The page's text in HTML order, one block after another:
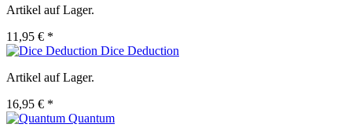
Artikel auf Lager.
11,95 € *
Dice Deduction
Artikel auf Lager.
16,95 € *
Quantum